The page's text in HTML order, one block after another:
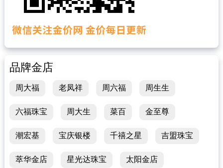
品牌金店
周大福 老凤祥 周六福 周生生
六福珠宝 周大生 菜百 金至尊
潮宏基 宝庆银楼 千禧之星 吉盟珠宝
萃华金店 星光达珠宝 太阳金店